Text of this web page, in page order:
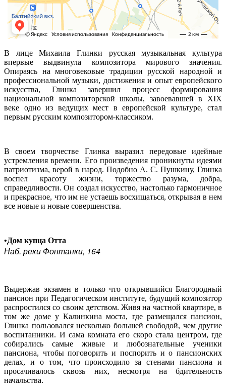
В лице Михаила Глинки русская музыкальная культура
впервые выдвинула композитора мирового значения.
Опираясь на многовековые традиции русской народной и
профессиональной музыки, достижения и опыт европейского
искусства, Глинка завершил процесс формирования
национальной композиторской школы, завоевавшей в XIX
веке одно из ведущих мест в европейской культуре, стал
первым русским композитором-классиком.
В своем творчестве Глинка выразил передовые идейные
устремления времени. Его произведения проникнуты идеями
патриотизма, верой в народ. Подобно А. С. Пушкину, Глинка
воспел красоту жизни, торжество разума, добра,
справедливости. Он создал искусство, настолько гармоничное
и прекрасное, что им не устаешь восхищаться, открывая в нем
все новые и новые совершенства.
•Дом купца Отта
Наб. реки Фонтанки, 164
Выдержав экзамен в только что открывшийся Благородный
пансион при Педагогическом институте, будущий композитор
распростился со своим детством. Живя на частной квартире, в
том же доме у Калинкина моста, где размещался пансион,
Глинка пользовался несколько большей свободой, чем другие
воспитанники. И сама комната его скоро стала центром, где
собирались самые живые и любознательные ученики
пансиона, чтобы поговорить и поспорить и о пансионских
делах, и о том, что происходило за стенами пансиона и
просачивалось сквозь них, несмотря на бдительность
начальства.